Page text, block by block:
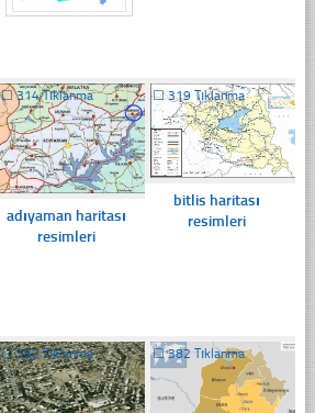
☐314 Tıklanma
adıyaman haritası
resimleri
☐319 Tıklanma
bitlis haritası
resimleri
☐352 Tıklanma ☐382 Tıklanma